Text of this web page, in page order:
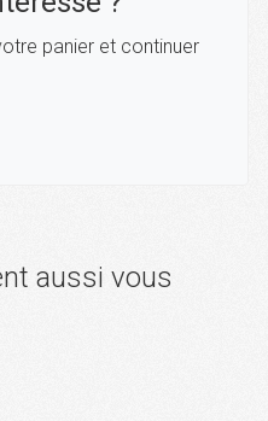
panier et continuer
aussi vous